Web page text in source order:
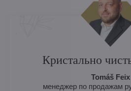
Кристально
Tomáš Feix
менеджер по продажам